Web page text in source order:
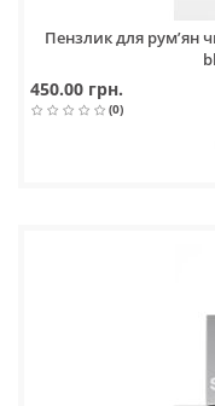
Пензлик для рум’ян
450.00 грн.
(0)